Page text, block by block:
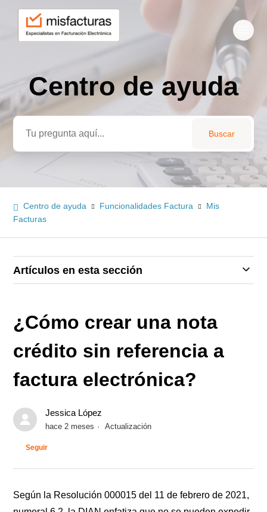
Búsqueda
Centro de ayuda
Centro de ayuda Funcionalidades Factura
Mis
Facturas
Artículos en esta sección
¿Cómo crear una nota
crédito sin referencia a
factura electrónica?
Jessica López
hace 2 meses Actualización
Seguir
Según la Resolución 000015 del 11 de febrero de 2021,